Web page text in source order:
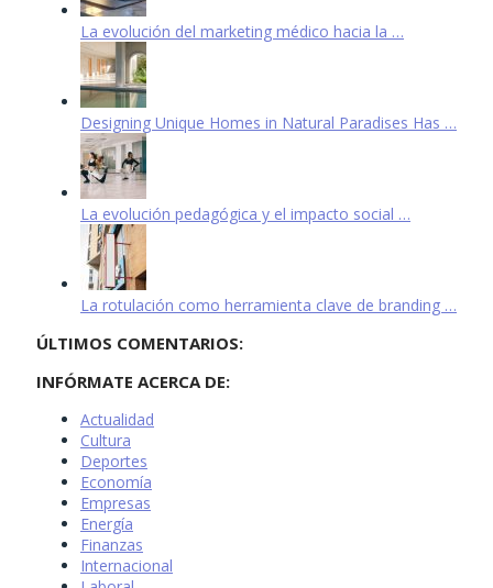
La evolución del marketing médico hacia la …
Designing Unique Homes in Natural Paradises Has …
La evolución pedagógica y el impacto social …
La rotulación como herramienta clave de branding …
ÚLTIMOS COMENTARIOS:
INFÓRMATE ACERCA DE:
Actualidad
Cultura
Deportes
Economía
Empresas
Energía
Finanzas
Internacional